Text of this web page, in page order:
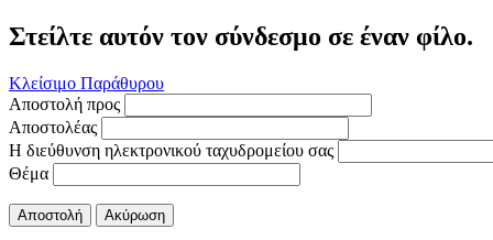
Στείλτε αυτόν τον σύνδεσμο σε έναν φίλο.
Κλείσιμο Παράθυρου
Αποστολή προς
Αποστολέας
Η διεύθυνση ηλεκτρονικού ταχυδρομείου σας
Θέμα
Αποστολή Ακύρωση